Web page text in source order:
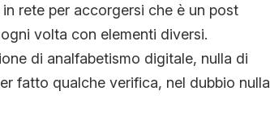
rete per accorgersi che è un post
volta con elementi diversi.
di analfabetismo digitale, nulla di
fatto qualche verifica, nel dubbio nulla